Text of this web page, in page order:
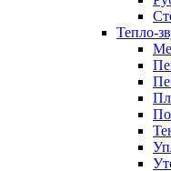
Тепло-